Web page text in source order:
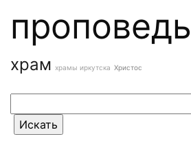
проповедь
храм храмы иркутска Христос